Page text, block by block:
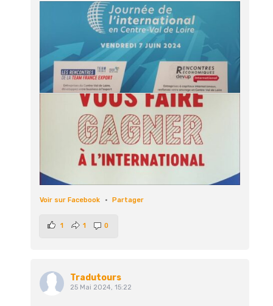
Voir sur Facebook · Partager
1 1 0
Tradutours
25 Mai 2024, 15:22